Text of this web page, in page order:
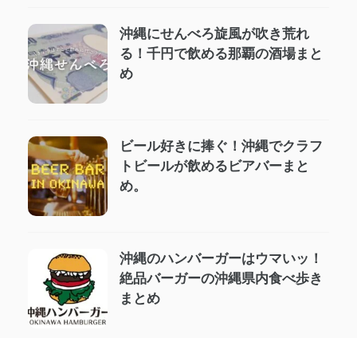
沖縄にせんべろ旋風が吹き荒れ
る！千円で飲める那覇の酒場まと
め
ビール好きに捧ぐ！沖縄でクラフ
トビールが飲めるビアバーまと
め。
沖縄のハンバーガーはウマいッ！
絶品バーガーの沖縄県内食べ歩き
まとめ